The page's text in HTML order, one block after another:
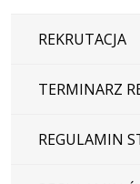
REKRUTACJA
TERMINARZ
REGULAMIN